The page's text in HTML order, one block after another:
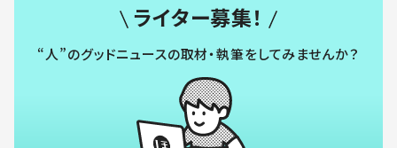
ライター募集！
“人”のグッドニュースの取材・執筆をしてみませんか？